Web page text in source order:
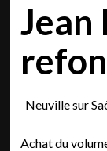
Jean
Neuville sur
Achat du